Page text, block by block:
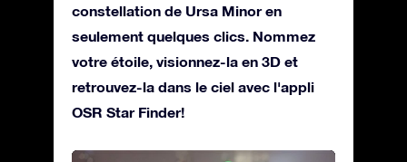
constellation de Ursa Minor en
seulement quelques clics. Nommez
votre étoile, visionnez-la en 3D et
retrouvez-la dans le ciel avec l'appli
OSR Star Finder!